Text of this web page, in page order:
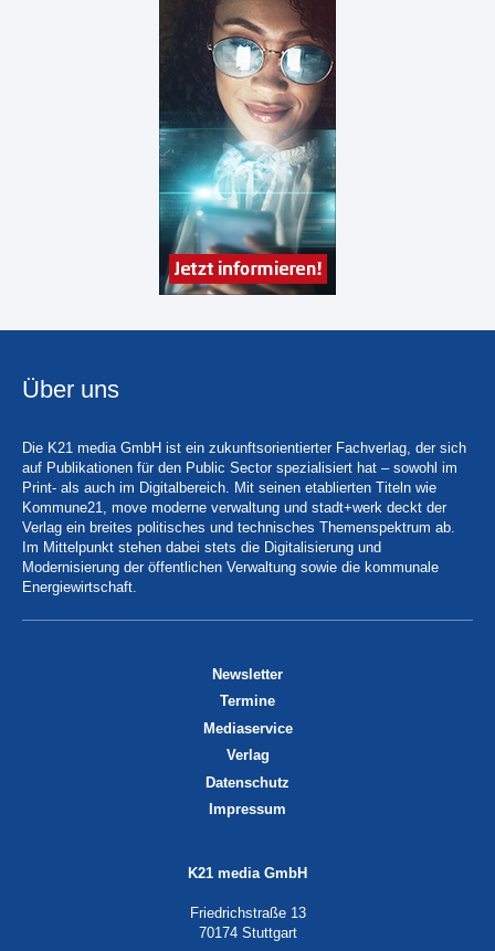
Über uns
Die K21 media GmbH ist ein zukunftsorientierter Fachverlag, der sich
auf Publikationen für den Public Sector spezialisiert hat – sowohl im
Print- als auch im Digitalbereich. Mit seinen etablierten Titeln wie
Kommune21, move moderne verwaltung und stadt+werk deckt der
Verlag ein breites politisches und technisches Themenspektrum ab.
Im Mittelpunkt stehen dabei stets die Digitalisierung und
Modernisierung der öffentlichen Verwaltung sowie die kommunale
Energiewirtschaft.
Newsletter
Termine
Mediaservice
Verlag
Datenschutz
Impressum
K21 media GmbH
Friedrichstraße 13
70174 Stuttgart